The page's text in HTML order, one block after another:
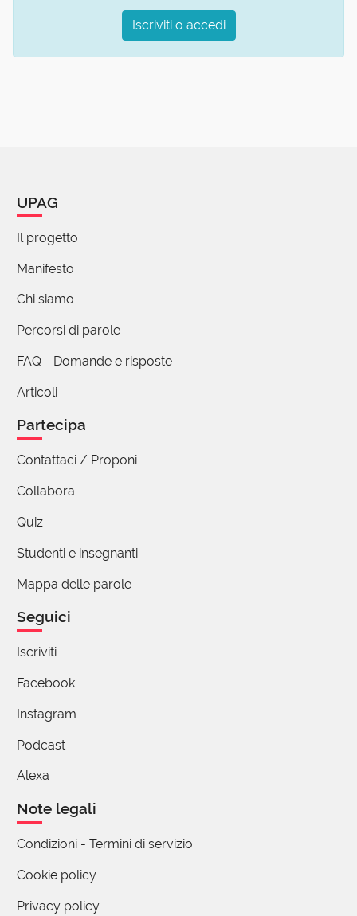
Iscriviti o accedi
UPAG
Il progetto
Manifesto
Chi siamo
Percorsi di parole
FAQ - Domande e risposte
Articoli
Partecipa
Contattaci / Proponi
Collabora
Quiz
Studenti e insegnanti
Mappa delle parole
Seguici
Iscriviti
Facebook
Instagram
Podcast
Alexa
Note legali
Condizioni - Termini di servizio
Cookie policy
Privacy policy